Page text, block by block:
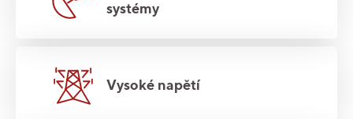
systémy
Vysoké napětí